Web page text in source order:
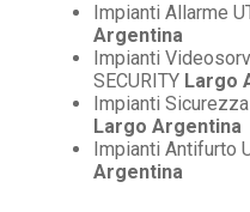
Impianti Allarme
Argentina
Impianti
SECURITY Largo
Impianti Sicurezza
Largo Argentina
Impianti Antifurto
Argentina